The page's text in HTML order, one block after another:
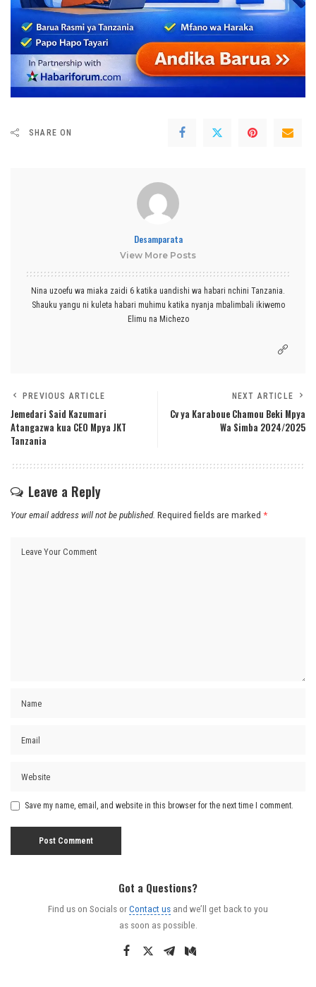
SHARE ON
Desamparata
View More Posts
Nina uzoefu wa miaka zaidi 6 katika uandishi wa habari nchini Tanzania.
Shauku yangu ni kuleta habari muhimu katika nyanja mbalimbali ikiwemo
Elimu na Michezo
PREVIOUS ARTICLE
Jemedari Said Kazumari
Atangazwa kua CEO Mpya JKT
Tanzania
NEXT ARTICLE
Cv ya Karaboue Chamou Beki Mpya
Wa Simba 2024/2025
Leave a Reply
Your email address will not be published. Required fields are marked *
Save my name, email, and website in this browser for the next time I comment.
Got a Questions?
Find us on Socials orContact us and we’ll get back to you
as soon as possible.